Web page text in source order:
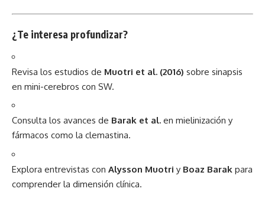
¿Te interesa profundizar?
Revisa los estudios de Muotri et al. (2016) sobre sinapsis
en mini-cerebros con SW.
Consulta los avances de Barak et al. en mielinización y
fármacos como la clemastina.
Explora entrevistas con Alysson Muotri y Boaz Barak para
comprender la dimensión clínica.